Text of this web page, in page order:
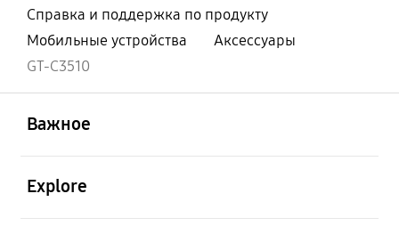
Справка и поддержка по продукту
Мобильные устройства
Аксессуары
GT-C3510
Важное
Explore